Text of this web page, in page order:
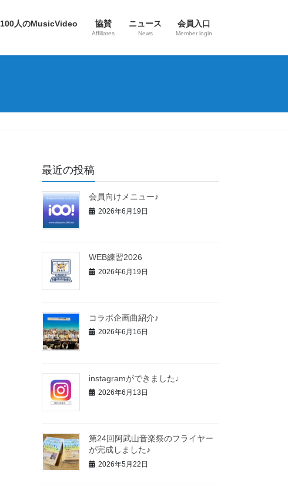
100人のMusicVideo 協賛
Affiliates
ニュース
News
会員入口
Member login
最近の投稿
会員向けメニュー♪
2026年6月19日
WEB練習2026
2026年6月19日
コラボ企画曲紹介♪
2026年6月16日
instagramができました♩
2026年6月13日
第24回阿武山音楽祭のフライヤー
が完成しました♪
2026年5月22日